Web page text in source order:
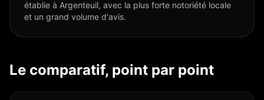
établie à Argenteuil, avec la plus forte notoriété locale
et un grand volume d'avis.
Le comparatif, point par point